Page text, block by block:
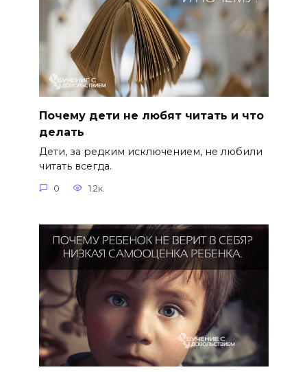
Почему дети не любят читать и что
делать
Дети, за редким исключением, не любили
читать всегда.
0 1.2к.